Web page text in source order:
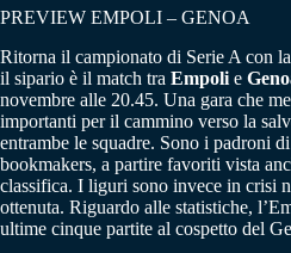
PREVIEW EMPOLI – GENOA
Ritorna il campionato di Serie A con
il sipario è il match tra Empoli e
novembre alle 20.45. Una gara che
importanti per il cammino verso la
entrambe le squadre. Sono i padroni
bookmakers, a partire favoriti vista
classifica. I liguri sono invece in crisi
ottenuta. Riguardo alle statistiche,
ultime cinque partite al cospetto del